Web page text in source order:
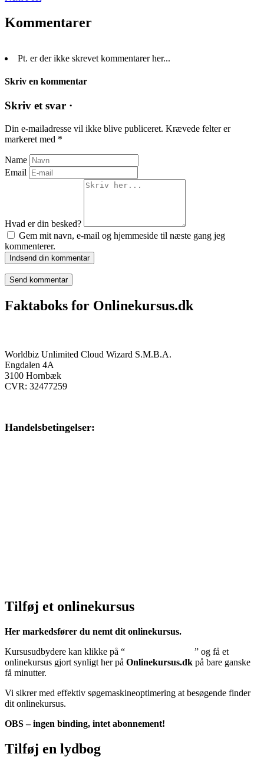
Kommentarer
Pt. er der ikke skrevet kommentarer her...
Skriv en kommentar
Skriv et svar ·
Din e-mailadresse vil ikke blive publiceret. Krævede felter er
markeret med *
Name
Email
Hvad er din besked?
Gem mit navn, e-mail og hjemmeside til næste gang jeg
kommenterer.
Indsend din kommentar
Faktaboks for Onlinekursus.dk
Worldbiz Unlimited Cloud Wizard S.M.B.A.
Engdalen 4A
3100 Hornbæk
CVR: 32477259
Handelsbetingelser:
Tilføj et onlinekursus
Her markedsfører du nemt dit onlinekursus.
Kursusudbydere kan klikke på “
” og få et
onlinekursus gjort synligt her på Onlinekursus.dk på bare ganske
få minutter.
Vi sikrer med effektiv søgemaskineoptimering at besøgende finder
dit onlinekursus.
OBS – ingen binding, intet abonnement!
Tilføj en lydbog